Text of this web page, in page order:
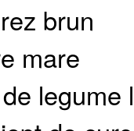
brun
mare
legume